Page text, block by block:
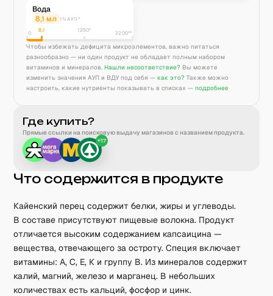
Вода
8,1 мл 1% АУП*
0 8,1 1250* 2200**
Чтобы избежать дефицита микроэлементов, важно питаться
разнообразно — ни один продукт не обладает полным набором
витаминов и минералов. Нашли несоответствие? Вы можете
изменить значения АУП и ВДУ под себя — как это? Также можно
настроить, какие нутриенты показывать в списках — подробнее
Где купить?
Прямые ссылки на поисковую выдачу магазинов с названием продукта.
+17
Что содержится в продукте
Кайенский перец содержит белки, жиры и углеводы.
В составе присутствуют пищевые волокна. Продукт
отличается высоким содержанием капсаицина —
вещества, отвечающего за остроту. Специя включает
витамины: А, С, Е, К и группу В. Из минералов содержит
калий, магний, железо и марганец. В небольших
количествах есть кальций, фосфор и цинк.